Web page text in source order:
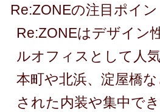
Re:ZONEの注目ポイン
Re:ZONEはデザイン
ルオフィスとして人
本町や北浜、淀屋橋
された内装や集中で